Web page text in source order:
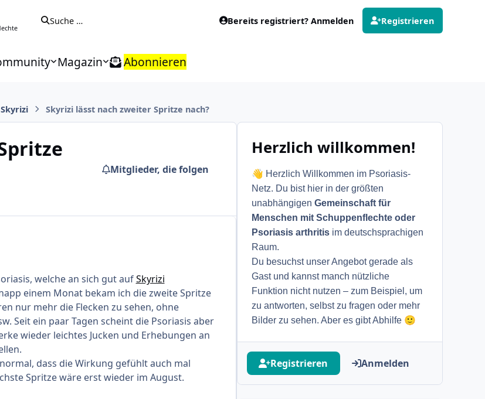
Suche … Bereits registriert? Anmelden Registrieren
Magazin Abonnieren
Skyrizi Skyrizi lässt nach zweiter Spritze nach?
Mitglieder, die folgen
welche an sich gut aufSkyrizi
einem Monat bekam ich die zweite Spritze
nur mehr die Flecken zu sehen, ohne
Seit ein paar Tagen scheint die Psoriasis aber
wieder leichtes Jucken und Erhebungen an
dass die Wirkung gefühlt auch mal
Spritze wäre erst wieder im August.
Herzlich willkommen!
👋 Herzlich Willkommen im Psoriasis-
Netz. Du bist hier in der größten
unabhängigenGemeinschaft für
Menschen mit Schuppenflechte oder
Psoriasis arthritis im deutschsprachigen
Raum.
Du besuchst unser Angebot gerade als
Gast und kannst manch nützliche
Funktion nicht nutzen – zum Beispiel, um
zu antworten, selbst zu fragen oder mehr
Bilder zu sehen. Aber es gibt Abhilfe 🙂
Registrieren Anmelden